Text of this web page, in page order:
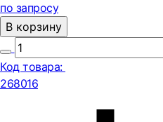
по запросу
В корзину
Код товара:
268016